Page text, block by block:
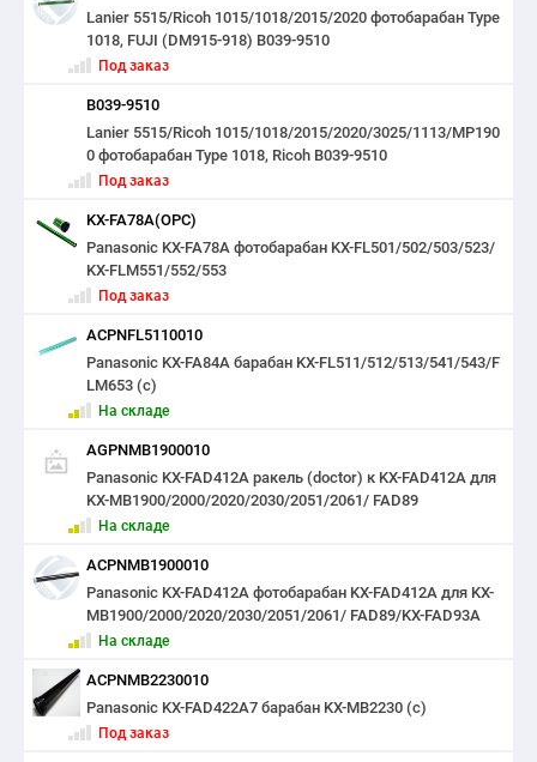
Lanier 5515/Ricoh 1015/1018/2015/2020 фотобарабан Type
1018, FUJI (DM915-918) B039-9510
Под заказ
B039-9510
Lanier 5515/Ricoh 1015/1018/2015/2020/3025/1113/MP190
0 фотобарабан Type 1018, Ricoh B039-9510
Под заказ
KX-FA78A(ОРС)
Panasonic KX-FA78A фотобарабан KX-FL501/502/503/523/
KX-FLM551/552/553
Под заказ
ACPNFL5110010
Panasonic KX-FA84A барабан KX-FL511/512/513/541/543/F
LM653 (с)
На складе
AGPNMB1900010
Panasonic KX-FAD412А ракель (doctor) к KX-FAD412A для
KX-MB1900/2000/2020/2030/2051/2061/ FAD89
На складе
ACPNMB1900010
Panasonic KX-FAD412А фотобарабан KX-FAD412A для KX-
MB1900/2000/2020/2030/2051/2061/ FAD89/KX-FAD93A
На складе
ACPNMB2230010
Panasonic KX-FAD422A7 барабан KX-MB2230 (c)
Под заказ